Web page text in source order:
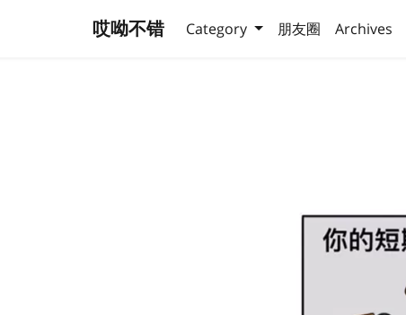
哎呦不错 Category 朋友圈 Archives